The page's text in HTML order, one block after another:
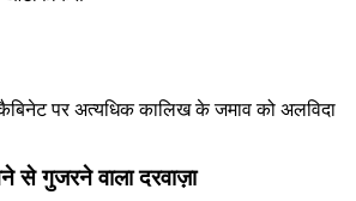
पर अत्यधिक कालिख के जमाव को अलविदा
से गुजरने वाला दरवाज़ा